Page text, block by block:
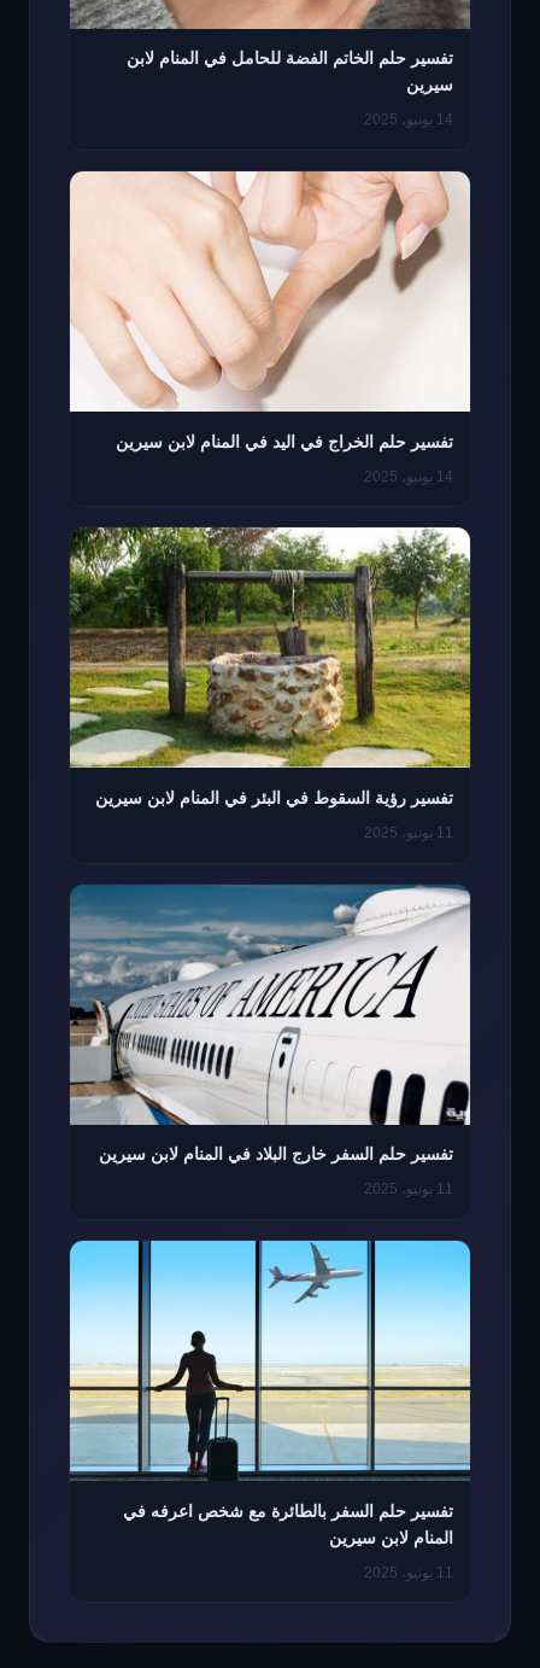
تفسير حلم الخاتم الفضة للحامل في المنام لابن
سيرين
14 يونيو، 2025
تفسير حلم الخراج في اليد في المنام لابن سيرين
14 يونيو، 2025
تفسير رؤية السقوط في البئر في المنام لابن سيرين
11 يونيو، 2025
تفسير حلم السفر خارج البلاد في المنام لابن سيرين
11 يونيو، 2025
تفسير حلم السفر بالطائرة مع شخص اعرفه في
المنام لابن سيرين
11 يونيو، 2025